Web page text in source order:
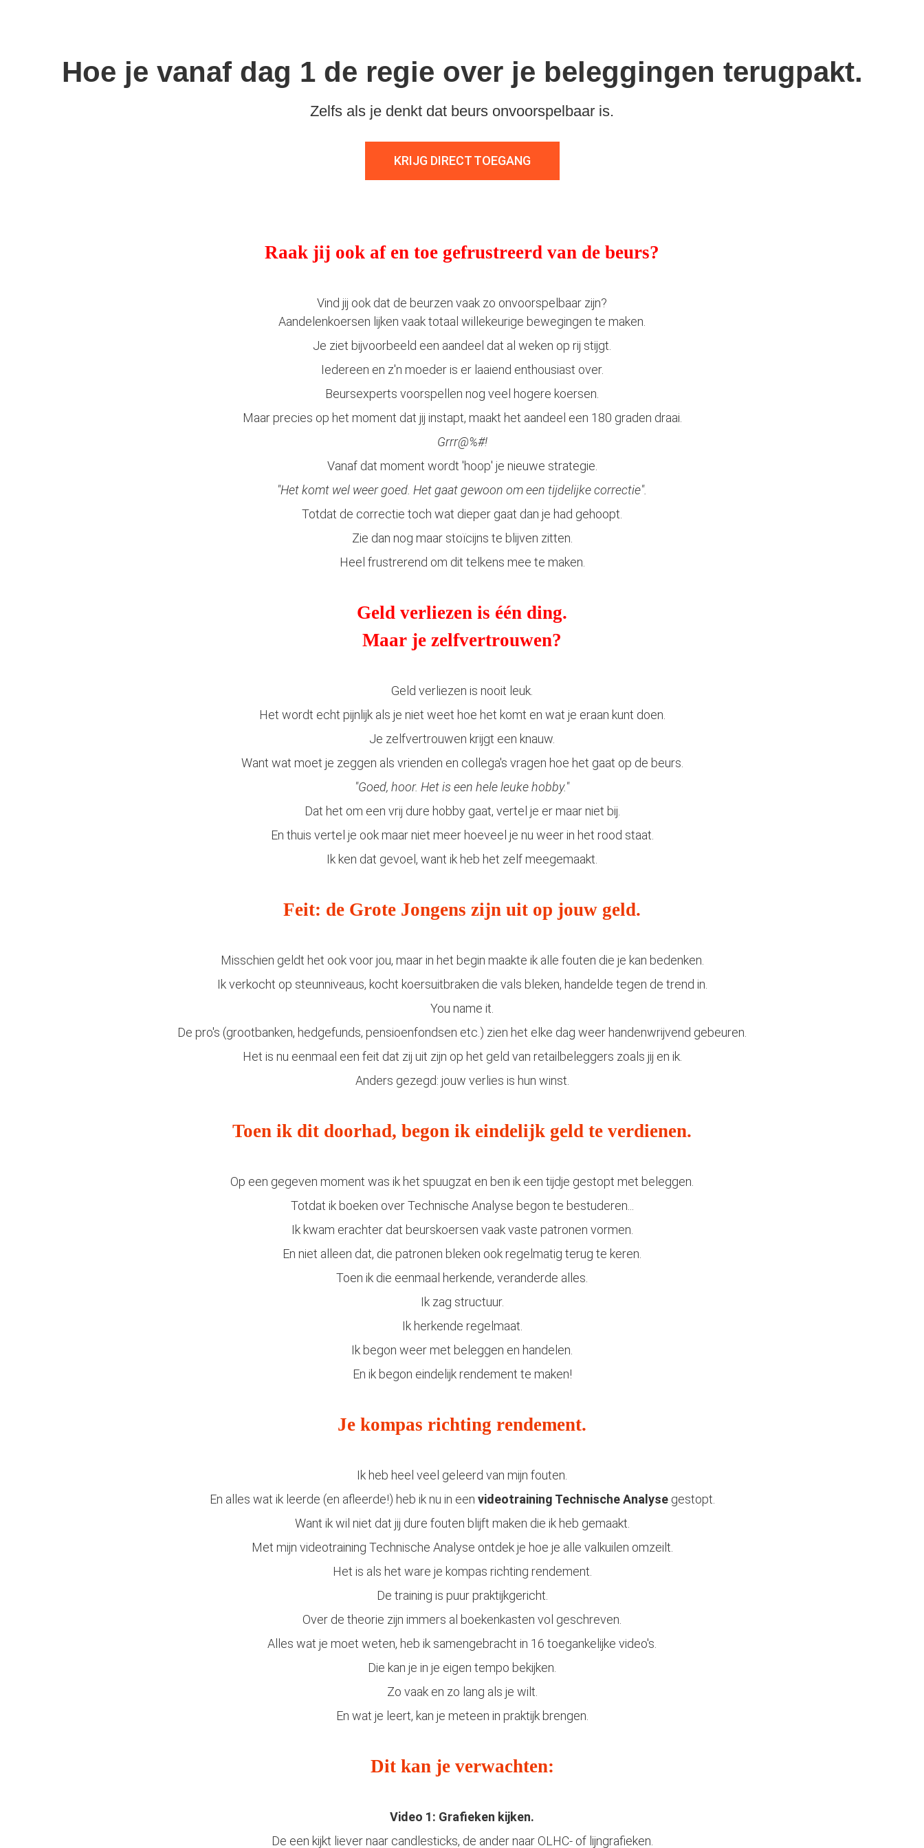
Hoe je vanaf dag 1 de regie over je beleggingen terugpakt.
Zelfs als je denkt dat beurs onvoorspelbaar is.
KRIJG DIRECT TOEGANG
Raak jij ook af en toe gefrustreerd van de beurs?
Vind jij ook dat de beurzen vaak zo onvoorspelbaar zijn?
Aandelenkoersen lijken vaak totaal willekeurige bewegingen te maken.
Je ziet bijvoorbeeld een aandeel dat al weken op rij stijgt.
Iedereen en z'n moeder is er laaiend enthousiast over.
Beursexperts voorspellen nog veel hogere koersen.
Maar precies op het moment dat jij instapt, maakt het aandeel een 180 graden draai.
Grrr@%#!
Vanaf dat moment wordt 'hoop' je nieuwe strategie.
"Het komt wel weer goed. Het gaat gewoon om een tijdelijke correctie".
Totdat de correctie toch wat dieper gaat dan je had gehoopt.
Zie dan nog maar stoïcijns te blijven zitten.
Heel frustrerend om dit telkens mee te maken.
Geld verliezen is één ding.
Maar je zelfvertrouwen?
Geld verliezen is nooit leuk.
Het wordt echt pijnlijk als je niet weet hoe het komt en wat je eraan kunt doen.
Je zelfvertrouwen krijgt een knauw.
Want wat moet je zeggen als vrienden en collega's vragen hoe het gaat op de beurs.
"Goed, hoor. Het is een hele leuke hobby."
Dat het om een vrij dure hobby gaat, vertel je er maar niet bij.
En thuis vertel je ook maar niet meer hoeveel je nu weer in het rood staat.
Ik ken dat gevoel, want ik heb het zelf meegemaakt.
Feit: de Grote Jongens zijn uit op jouw geld.
Misschien geldt het ook voor jou, maar in het begin maakte ik alle fouten die je kan bedenken.
Ik verkocht op steunniveaus, kocht koersuitbraken die vals bleken, handelde tegen de trend in.
You name it.
De pro's (grootbanken, hedgefunds, pensioenfondsen etc.) zien het elke dag weer handenwrijvend gebeuren.
Het is nu eenmaal een feit dat zij uit zijn op het geld van retailbeleggers zoals jij en ik.
Anders gezegd: jouw verlies is hun winst.
Toen ik dit doorhad, begon ik eindelijk geld te verdienen.
Op een gegeven moment was ik het spuugzat en ben ik een tijdje gestopt met beleggen.
Totdat ik boeken over Technische Analyse begon te bestuderen...
Ik kwam erachter dat beurskoersen vaak vaste patronen vormen.
En niet alleen dat, die patronen bleken ook regelmatig terug te keren.
Toen ik die eenmaal herkende, veranderde alles.
Ik zag structuur.
Ik herkende regelmaat.
Ik begon weer met beleggen en handelen.
En ik begon eindelijk rendement te maken!
Je kompas richting rendement.
Ik heb heel veel geleerd van mijn fouten.
En alles wat ik leerde (en afleerde!) heb ik nu in een videotraining Technische Analysegestopt.
Want ik wil niet dat jij dure fouten blijft maken die ik heb gemaakt.
Met mijn videotraining Technische Analyse ontdek je hoe je alle valkuilen omzeilt.
Het is als het ware je kompas richting rendement.
De training is puur praktijkgericht.
Over de theorie zijn immers al boekenkasten vol geschreven.
Alles wat je moet weten, heb ik samengebracht in 16 toegankelijke video's.
Die kan je in je eigen tempo bekijken.
Zo vaak en zo lang als je wilt.
En wat je leert, kan je meteen in praktijk brengen.
Dit kan je verwachten:
Video 1: Grafieken kijken.
De een kijkt liever naar candlesticks, de ander naar OLHC- of lijngrafieken.